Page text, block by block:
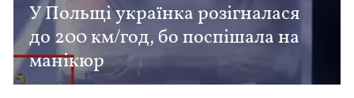
У Польщі українка розігналася
до 200 км/год, бо поспішала на
манікюр